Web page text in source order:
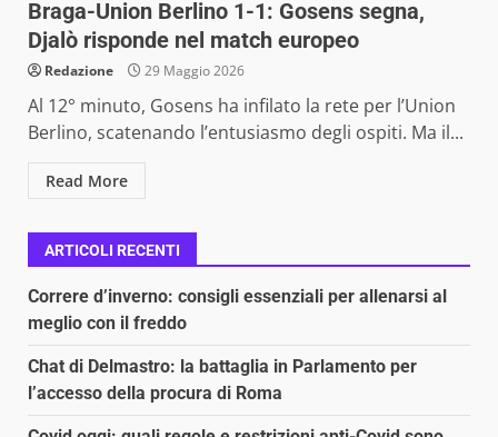
Braga-Union Berlino 1-1: Gosens segna,
Djalò risponde nel match europeo
Redazione 29 Maggio 2026
Al 12° minuto, Gosens ha infilato la rete per l’Union
Berlino, scatenando l’entusiasmo degli ospiti. Ma il...
Read More
ARTICOLI RECENTI
Correre d’inverno: consigli essenziali per allenarsi al
meglio con il freddo
Chat di Delmastro: la battaglia in Parlamento per
l’accesso della procura di Roma